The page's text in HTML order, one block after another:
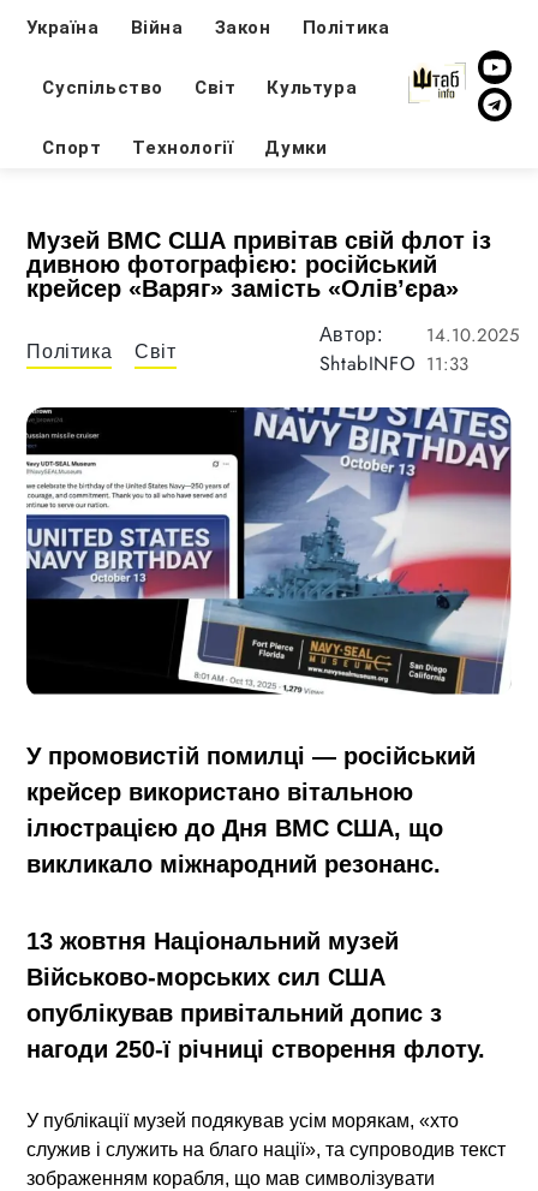
Україна Війна Закон Політика
Суспільство Світ Культура
Спорт Технології Думки
Музей ВМС США привітав свій флот із
дивною фотографією: російський
крейсер «Варяг» замість «Олів’єра»
Політика Світ
Автор:
ShtabINFO
14.10.2025
11:33
У промовистій помилці — російський
крейсер використано вітальною
ілюстрацією до Дня ВМС США, що
викликало міжнародний резонанс.
13 жовтня Національний музей
Військово-морських сил США
опублікував привітальний допис з
нагоди 250-ї річниці створення флоту.
У публікації музей подякував усім морякам, «хто
служив і служить на благо нації», та супроводив текст
зображенням корабля, що мав символізувати